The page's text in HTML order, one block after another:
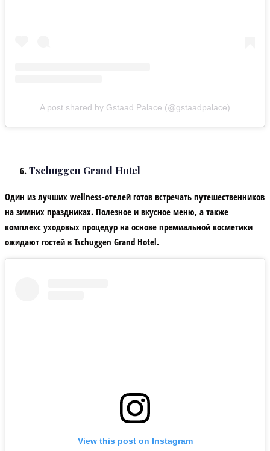
A post shared by Gstaad Palace (@gstaadpalace)
Tschuggen Grand Hotel
Один из лучших wellness-отелей готов встречать путешественников
на зимних праздниках. Полезное и вкусное меню, а также
комплекс уходовых процедур на основе премиальной косметики
ожидают гостей в Tschuggen Grand Hotel.
View this post on Instagram